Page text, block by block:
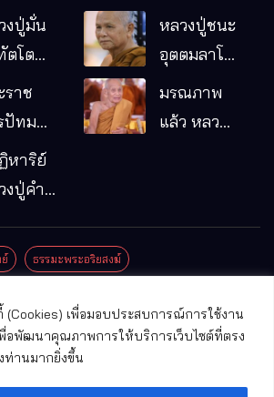
(Cookies) เพื่อมอบประสบการณ์การใช้งาน
อพัฒนาคุณภาพการให้บริการเว็บไซต์ที่ตรง
ท่านมากยิ่งขึ้น
งปู่มั่น
ตโต
อริยเจ้า
บิดา
าน
หลวงปู่ชนะ
อุตตมลาโภ
หมากอื๋อ
ราช
ปัทม
(หลวง
เกตุ
วัดป่า
ริม
ยงใหม่
มรณภาพ
แล้ว หลวง
หาริย์
งปู่คำ
ย์ ธรรมะพระอริยสงฆ์
วัดที่สําคัญ